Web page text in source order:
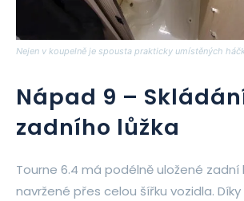
Nejen v koupelně je spousta prakticky umístěných
Nápad 9 –
zadního lůžka
Tourne 6.4 má podélně uložené zadní
navržené přes celou šířku vozidla.